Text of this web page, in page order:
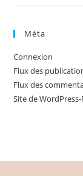
Méta
Connexion
Flux des
Flux des
Site de WordPress-